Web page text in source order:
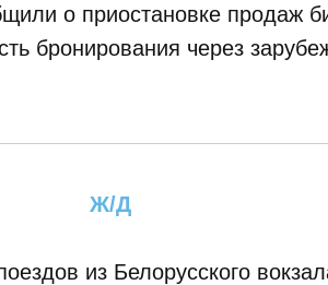
о приостановке продаж
бронирования через
Ж/Д
из Белорусского